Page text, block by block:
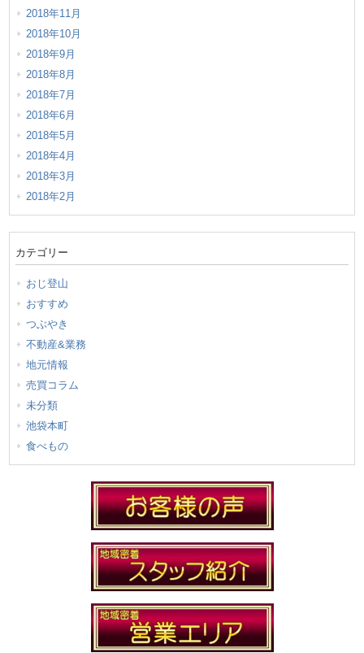
2018年11月
2018年10月
2018年9月
2018年8月
2018年7月
2018年6月
2018年5月
2018年4月
2018年3月
2018年2月
カテゴリー
おじ登山
おすすめ
つぶやき
不動産&業務
地元情報
売買コラム
未分類
池袋本町
食べもの